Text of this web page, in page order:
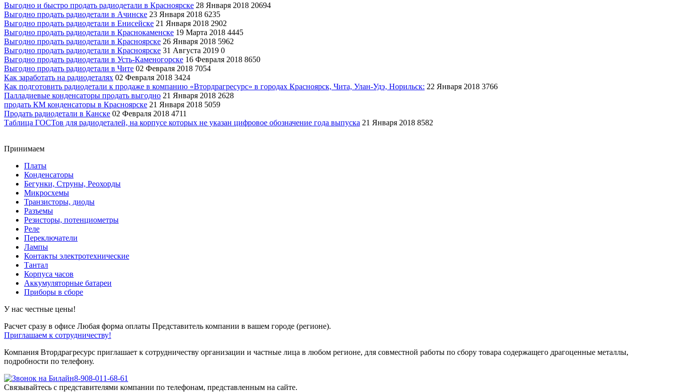
Выгодно и быстро продать радиодетали в Красноярске 28 Января 2018 20694
Выгодно продать радиодетали в Ачинске 23 Января 2018 6235
Выгодно продать радиодетали в Енисейске 21 Января 2018 2902
Выгодно продать радиодетали в Краснокаменске 19 Марта 2018 4445
Выгодно продать радиодетали в Красноярске 26 Января 2018 5962
Выгодно продать радиодетали в Красноярске 31 Августа 2019 0
Выгодно продать радиодетали в Усть-Каменогорске 16 Февраля 2018 8650
Выгодно продать радиодетали в Чите 02 Февраля 2018 7054
Как заработать на радиодеталях 02 Февраля 2018 3424
Как подготовить радиодетали к продаже в компанию «Втордрагресурс» в городах Красноярск, Чита, Улан-Удэ, Норильск: 22 Января 2018 3766
Палладиевые конденсаторы продать выгодно 21 Января 2018 2628
продать КМ конденсаторы в Красноярске 21 Января 2018 5059
Продать радиодетали в Канске 02 Февраля 2018 4711
Таблица ГОСТов для радиодеталей, на корпусе которых не указан цифровое обозначение года выпуска 21 Января 2018 8582
Принимаем
Платы
Конденсаторы
Бегунки, Струны, Реохорды
Микросхемы
Транзисторы, диоды
Разъемы
Резисторы, потенциометры
Реле
Переключатели
Лампы
Контакты электротехнические
Тантал
Корпуса часов
Аккумуляторные батареи
Приборы в сборе
У нас честные цены!
Расчет сразу в офисе Любая форма оплаты Представитель компании в вашем городе (регионе).
Приглашаем к сотрудничеству!
Компания Втордрагресурс приглашает к сотрудничеству организации и частные лица в любом регионе, для совместной работы по сбору товара содержащего драгоценные металлы,
подробности по телефону.
8-908-011-68-61
Связывайтесь с представителями компании по телефонам, представленным на сайте.